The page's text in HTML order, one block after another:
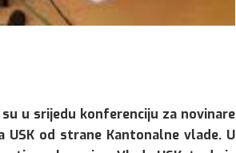
u srijedu konferenciju za novinare
od strane Kantonalne vlade. U